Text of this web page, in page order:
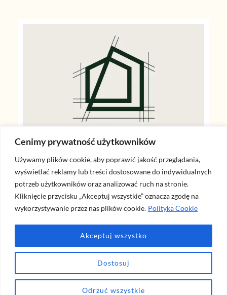
Cenimy prywatność użytkowników
Używamy plików cookie, aby poprawić jakość przeglądania,
wyświetlać reklamy lub treści dostosowane do indywidualnych
potrzeb użytkowników oraz analizować ruch na stronie.
Kliknięcie przycisku „Akceptuj wszystkie” oznacza zgodę na
wykorzystywanie przez nas plików cookie. Polityka Cookie
Dostosuj
Odrzuć wszystkie
Akceptuj wszystko
Dla pełnej przejrzystości: ten artykuł może zawierać linki afiliacyjne (m.in. Amazon). Kliknięcie i
zakup za ich pośrednictwem nic Cię nie kosztuje, a wspiera rozwój naszego bloga i tworzenie